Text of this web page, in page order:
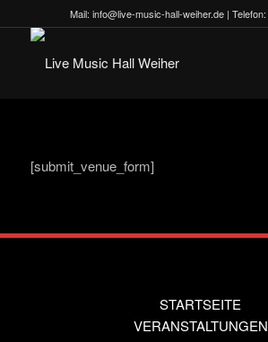
Mail: info@live-music-hall-weiher.de| Telefon:
[submit_venue_form]
STARTSEITE
VERANSTALTUNGEN